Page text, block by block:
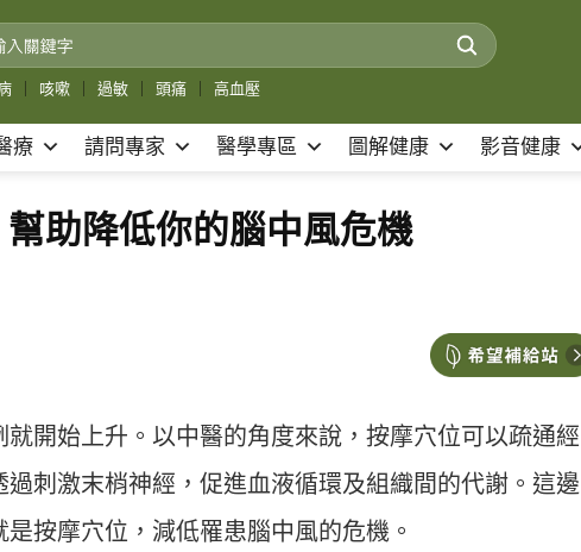
咳嗽 過敏 頭痛 高血壓
療 請問專家 醫學專區 圖解健康 影音健康
助降低你的腦中風危機
開始上升。以中醫的角度來說，按摩穴位可以疏通經
刺激末梢神經，促進血液循環及組織間的代謝。這邊
按摩穴位，減低罹患腦中風的危機。